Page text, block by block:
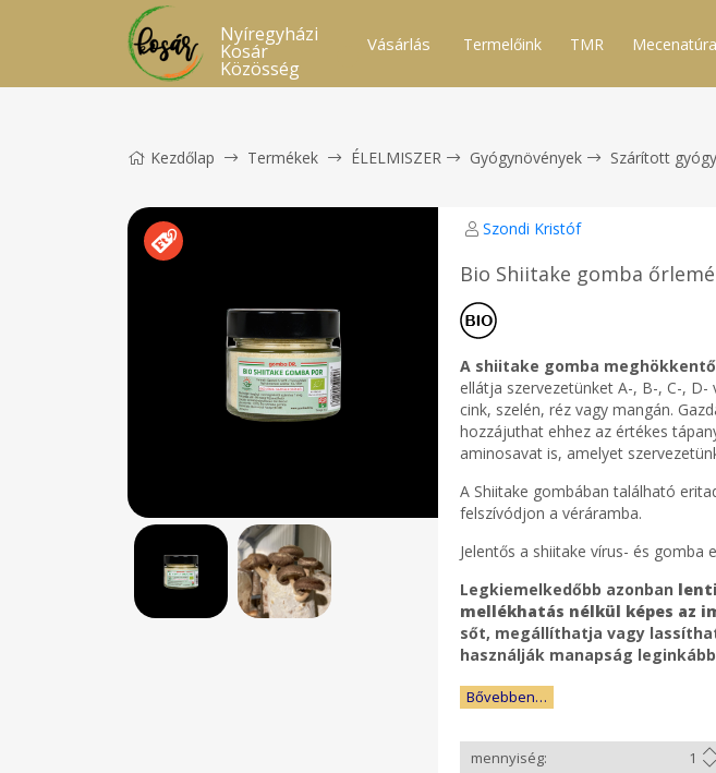
Nyíregyházi
Kosár
Közösség
Vásárlás Termelőink TMR Mecenatúra
Kezdőlap Termékek ÉLELMISZER Gyógynövények Szárított
Szondi Kristóf
Bio Shiitake gomba
A shiitake gomba
ellátja szervezetünket A-, B-, C-,
cink, szelén, réz vagy mangán.
hozzájuthat ehhez az értékes
aminosavat is, amelyet
A Shiitake gombában található
felszívódjon a véráramba.
Jelentős a shiitake vírus- és gomba
Legkiemelkedőbb azonban
mellékhatás nélkül képes az
sőt, megállíthatja vagy
használják manapság
Bővebben…